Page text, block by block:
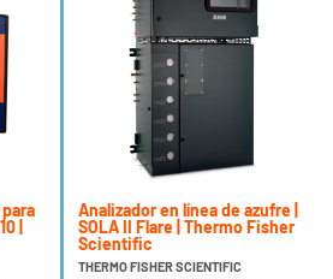
|
Analizador en línea de azufre |
SOLA II Flare | Thermo Fisher
Scientific
THERMO FISHER SCIENTIFIC